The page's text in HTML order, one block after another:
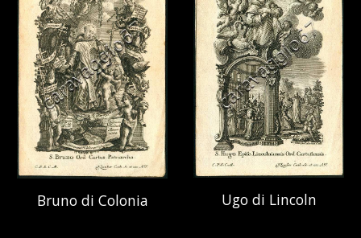
Bruno di Colonia Ugo di Lincoln